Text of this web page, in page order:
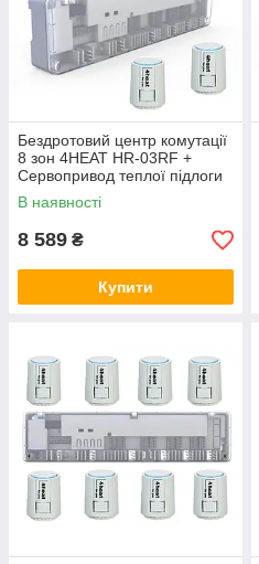
Бездротовий центр комутації
8 зон 4HEAT HR-03RF +
Сервопривод теплої підлоги
4HT.ATR (5 шт.)
В наявності
8 589 ₴
Купити